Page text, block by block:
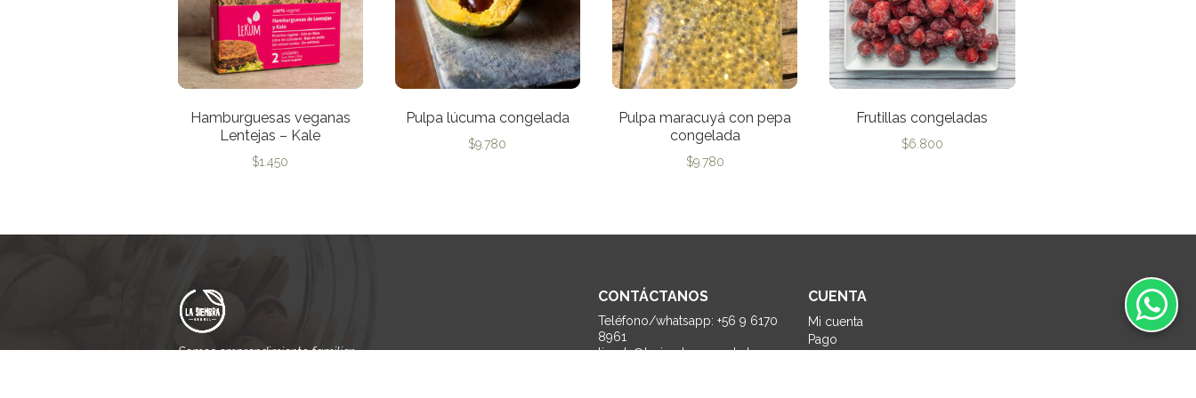
Hamburguesas veganas
Lentejas – Kale
$1.450
Pulpa lúcuma congelada
$9.780
Pulpa maracuyá con pepa
congelada
$9.780
Frutillas congeladas
$6.800
Somos emprendimiento familiar
CONTÁCTANOS
Teléfono/whatsapp: +56 9 6170
8961
tienda@lasiembragranel.cl
CUENTA
Mi cuenta
Pago